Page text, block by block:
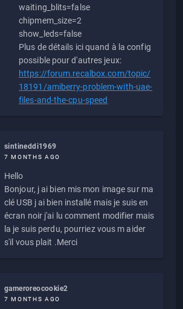
waiting_blits=false
chipmem_size=2
show_leds=false
Plus de détails ici quand à la config
possible pour d'autres jeux:
https://forum.recalbox.com/topic/
18191/amiberry-problem-with-uae-
files-and-the-cpu-speed
sintineddi1969
7 MONTHS AGO
Hello
Bonjour, j ai bien mis mon image sur ma
clé USB j ai bien installé mais je suis en
écran noir j'ai lu comment modifier mais
la je suis perdu, pourriez vous m aider
s'il vous plait .Merci
gameroreocookie2
7 MONTHS AGO